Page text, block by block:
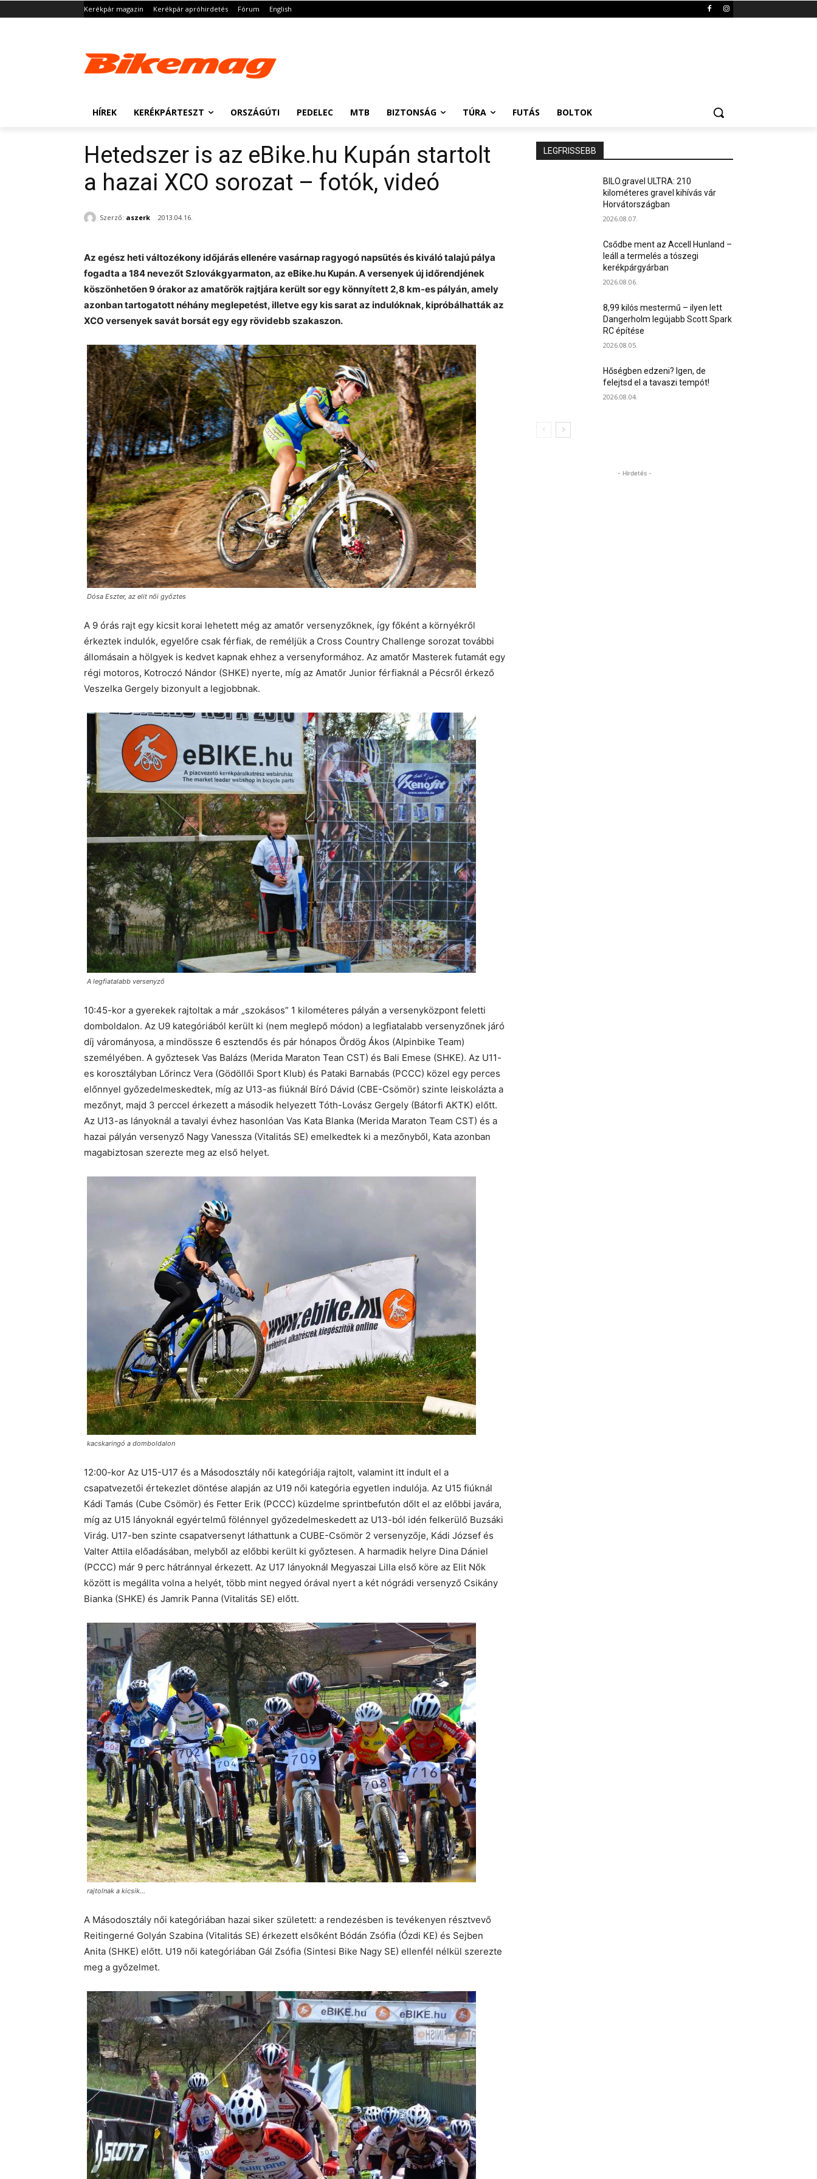
Kerékpár magazin Kerékpár apróhirdetés Fórum English
HÍREK KERÉKPÁRTESZT ORSZÁGÚTI PEDELEC MTB BIZTONSÁG TÚRA FUTÁS BOLTOK
Hetedszer is az eBike.hu Kupán startolt
a hazai XCO sorozat – fotók, videó
Szerző: aszerk 2013.04.16.
Az egész heti változékony időjárás ellenére vasárnap ragyogó napsütés és kiváló talajú pálya
fogadta a 184 nevezőt Szlovákgyarmaton, az eBike.hu Kupán. A versenyek új időrendjének
köszönhetően 9 órakor az amatőrök rajtjára került sor egy könnyített 2,8 km-es pályán, amely
azonban tartogatott néhány meglepetést, illetve egy kis sarat az indulóknak, kipróbálhatták az
XCO versenyek savát borsát egy egy rövidebb szakaszon.
Dósa Eszter, az elit női győztes
A 9 órás rajt egy kicsit korai lehetett még az amatőr versenyzőknek, így főként a környékről
érkeztek indulók, egyelőre csak férfiak, de reméljük a Cross Country Challenge sorozat további
állomásain a hölgyek is kedvet kapnak ehhez a versenyformához. Az amatőr Masterek futamát egy
régi motoros, Kotroczó Nándor (SHKE) nyerte, míg az Amatőr Junior férfiaknál a Pécsről érkező
Veszelka Gergely bizonyult a legjobbnak.
A legfiatalabb versenyző
10:45-kor a gyerekek rajtoltak a már „szokásos” 1 kilométeres pályán a versenyközpont feletti
domboldalon. Az U9 kategóriából került ki (nem meglepő módon) a legfiatalabb versenyzőnek járó
díj várományosa, a mindössze 6 esztendős és pár hónapos Ördög Ákos (Alpinbike Team)
személyében. A győztesek Vas Balázs (Merida Maraton Tean CST) és Bali Emese (SHKE). Az U11-
es korosztályban Lőrincz Vera (Gödöllői Sport Klub) és Pataki Barnabás (PCCC) közel egy perces
előnnyel győzedelmeskedtek, míg az U13-as fiúknál Bíró Dávid (CBE-Csömör) szinte leiskolázta a
mezőnyt, majd 3 perccel érkezett a második helyezett Tóth-Lovász Gergely (Bátorfi AKTK) előtt.
Az U13-as lányoknál a tavalyi évhez hasonlóan Vas Kata Blanka (Merida Maraton Team CST) és a
hazai pályán versenyző Nagy Vanessza (Vitalitás SE) emelkedtek ki a mezőnyből, Kata azonban
magabiztosan szerezte meg az első helyet.
kacskaringó a domboldalon
12:00-kor Az U15-U17 és a Másodosztály női kategóriája rajtolt, valamint itt indult el a
csapatvezetői értekezlet döntése alapján az U19 női kategória egyetlen indulója. Az U15 fiúknál
Kádi Tamás (Cube Csömör) és Fetter Erik (PCCC) küzdelme sprintbefutón dőlt el az előbbi javára,
míg az U15 lányoknál egyértelmű fölénnyel győzedelmeskedett az U13-ból idén felkerülő Buzsáki
Virág. U17-ben szinte csapatversenyt láthattunk a CUBE-Csömör 2 versenyzője, Kádi József és
Valter Attila előadásában, melyből az előbbi került ki győztesen. A harmadik helyre Dina Dániel
(PCCC) már 9 perc hátránnyal érkezett. Az U17 lányoknál Megyaszai Lilla első köre az Elit Nők
között is megállta volna a helyét, több mint negyed órával nyert a két nógrádi versenyző Csikány
Bianka (SHKE) és Jamrik Panna (Vitalitás SE) előtt.
rajtolnak a kicsik…
A Másodosztály női kategóriában hazai siker született: a rendezésben is tevékenyen résztvevő
Reitingerné Golyán Szabina (Vitalitás SE) érkezett elsőként Bódán Zsófia (Ózdi KE) és Sejben
Anita (SHKE) előtt. U19 női kategóriában Gál Zsófia (Sintesi Bike Nagy SE) ellenfél nélkül szerezte
meg a győzelmet.
LEGFRISSEBB
BILO.gravel ULTRA: 210
kilométeres gravel kihívás vár
Horvátországban
2026.08.07.
Csődbe ment az Accell Hunland –
leáll a termelés a tószegi
kerékpárgyárban
2026.08.06.
8,99 kilós mestermű – ilyen lett
Dangerholm legújabb Scott Spark
RC építése
2026.08.05.
Hőségben edzeni? Igen, de
felejtsd el a tavaszi tempót!
2026.08.04.
- Hirdetés -